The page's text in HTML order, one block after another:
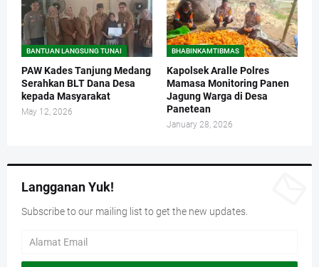
BANTUAN LANGSUNG TUNAI
PAW Kades Tanjung Medang
Serahkan BLT Dana Desa
kepada Masyarakat
May 12, 2026
BHABINKAMTIBMAS
Kapolsek Aralle Polres
Mamasa Monitoring Panen
Jagung Warga di Desa
Panetean
January 28, 2026
Langganan Yuk!
Subscribe to our mailing list to get the new updates.